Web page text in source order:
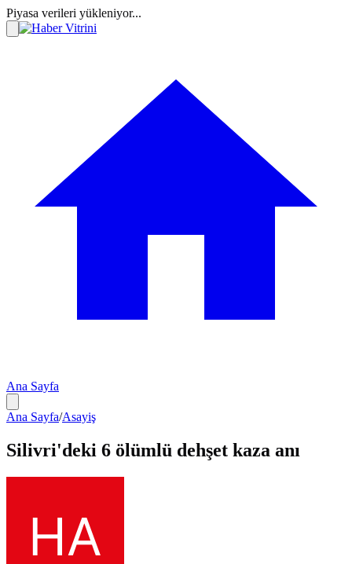
Piyasa verileri yükleniyor...
Ana Sayfa
Ana Sayfa/Asayiş
Silivri'deki 6 ölümlü dehşet kaza anı